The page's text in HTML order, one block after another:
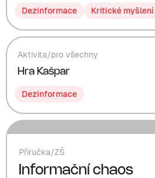
Dezinformace Kritické myšlení
Aktivita/pro všechny
Hra Kašpar
Dezinformace
Příručka/ZŠ
Informační chaos